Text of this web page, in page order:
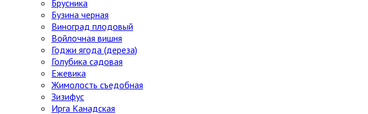
Брусника
Бузина черная
Виноград плодовый
Войлочная вишня
Годжи ягода (дереза)
Голубика садовая
Ежевика
Жимолость съедобная
Зизифус
Ирга Канадская